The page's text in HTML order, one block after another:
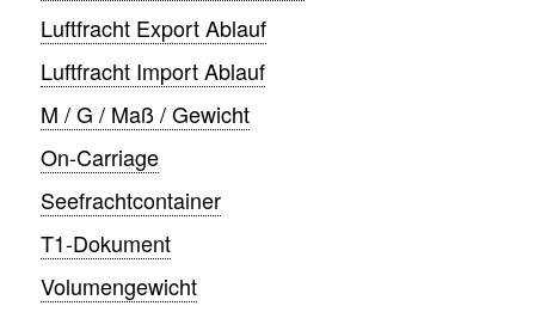
Luftfracht Export Ablauf
Luftfracht Import Ablauf
M / G / Maß / Gewicht
On-Carriage
Seefrachtcontainer
T1-Dokument
Volumengewicht